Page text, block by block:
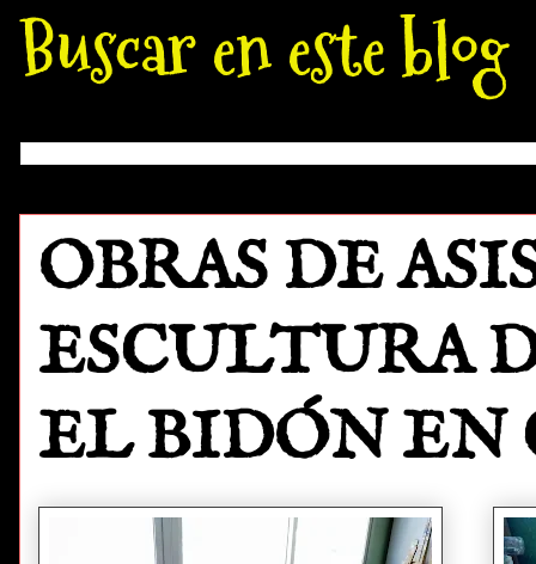
Buscar en este blog
OBRAS DE
ESCULTURA
EL BIDÓN EN